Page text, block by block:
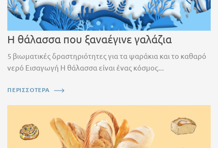
Η θάλασσα που ξαναέγινε γαλάζια
5 βιωματικές δραστηριότητες για τα ψαράκια και το καθαρό
νερό Εισαγωγή Η θάλασσα είναι ένας κόσμος...
ΠΕΡΙΣΣΟΤΕΡΑ